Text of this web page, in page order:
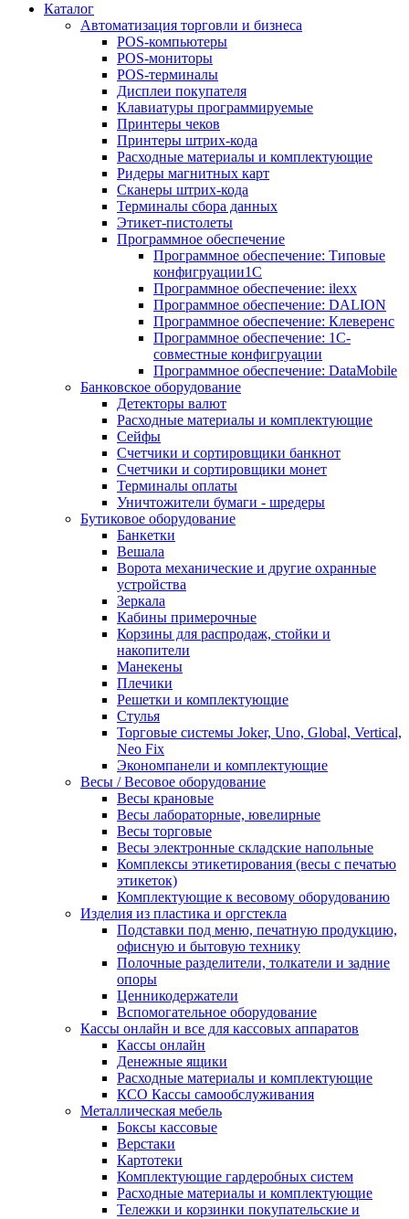
Каталог
Автоматизация торговли и бизнеса
POS-компьютеры
POS-мониторы
POS-терминалы
Дисплеи покупателя
Клавиатуры программируемые
Принтеры чеков
Принтеры штрих-кода
Расходные материалы и комплектующие
Ридеры магнитных карт
Сканеры штрих-кода
Терминалы сбора данных
Этикет-пистолеты
Программное обеспечение
Программное обеспечение: Типовые
конфигруации1С
Программное обеспечение: ilexx
Программное обеспечение: DALION
Программное обеспечение: Клеверенс
Программное обеспечение: 1С-
совместные конфигруации
Программное обеспечение: DataMobile
Банковское оборудование
Детекторы валют
Расходные материалы и комплектующие
Сейфы
Счетчики и сортировщики банкнот
Счетчики и сортировщики монет
Терминалы оплаты
Уничтожители бумаги - шредеры
Бутиковое оборудование
Банкетки
Вешала
Ворота механические и другие охранные
устройства
Зеркала
Кабины примерочные
Корзины для распродаж, стойки и
накопители
Манекены
Плечики
Решетки и комплектующие
Стулья
Торговые системы Joker, Uno, Global, Vertical,
Neo Fix
Экономпанели и комплектующие
Весы / Весовое оборудование
Весы крановые
Весы лабораторные, ювелирные
Весы торговые
Весы электронные складские напольные
Комплексы этикетирования (весы с печатью
этикеток)
Комплектующие к весовому оборудованию
Изделия из пластика и оргстекла
Подставки под меню, печатную продукцию,
офисную и бытовую технику
Полочные разделители, толкатели и задние
опоры
Ценникодержатели
Вспомогательное оборудование
Кассы онлайн и все для кассовых аппаратов
Кассы онлайн
Денежные ящики
Расходные материалы и комплектующие
КСО Кассы самообслуживания
Металлическая мебель
Боксы кассовые
Верстаки
Картотеки
Комплектующие гардеробных систем
Расходные материалы и комплектующие
Тележки и корзинки покупательские и